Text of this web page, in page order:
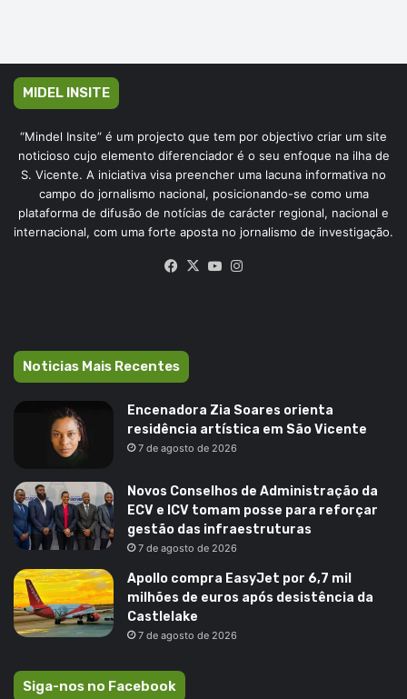
MIDEL INSITE
“Mindel Insite” é um projecto que tem por objectivo criar um site
noticioso cujo elemento diferenciador é o seu enfoque na ilha de
S. Vicente. A iniciativa visa preencher uma lacuna informativa no
campo do jornalismo nacional, posicionando-se como uma
plataforma de difusão de notícias de carácter regional, nacional e
internacional, com uma forte aposta no jornalismo de investigação.
Facebook
X YouTube
Noticias Mais Recentes
Encenadora Zia Soares orienta
residência artística em São Vicente
7 de agosto de 2026
Novos Conselhos de Administração da
ECV e ICV tomam posse para reforçar
gestão das infraestruturas
7 de agosto de 2026
Apollo compra EasyJet por 6,7 mil
milhões de euros após desistência da
Castlelake
7 de agosto de 2026
Siga-nos no Facebook